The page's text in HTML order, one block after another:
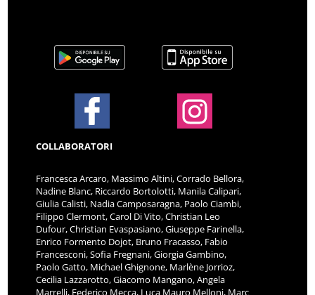
COLLABORATORI
Francesca Arcaro, Massimo Altini, Corrado Bellora,
Nadine Blanc, Riccardo Bortolotti, Manila Calipari,
Giulia Calisti, Nadia Camposaragna, Paolo Ciambi,
Filippo Clermont, Carol Di Vito, Christian Leo
Dufour, Christian Evaspasiano, Giuseppe Farinella,
Enrico Formento Dojot, Bruno Fracasso, Fabio
Francesconi, Sofia Fregnani, Giorgia Gambino,
Paolo Gatto, Michael Ghignone, Marlène Jorrioz,
Cecilia Lazzarotto, Giacomo Mangano, Angela
Marrelli, Federico Mecca, Luca Mauro Melloni, Marc